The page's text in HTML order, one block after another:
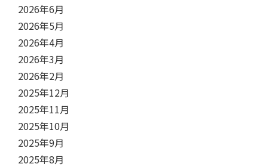
2026年6月
2026年5月
2026年4月
2026年3月
2026年2月
2025年12月
2025年11月
2025年10月
2025年9月
2025年8月